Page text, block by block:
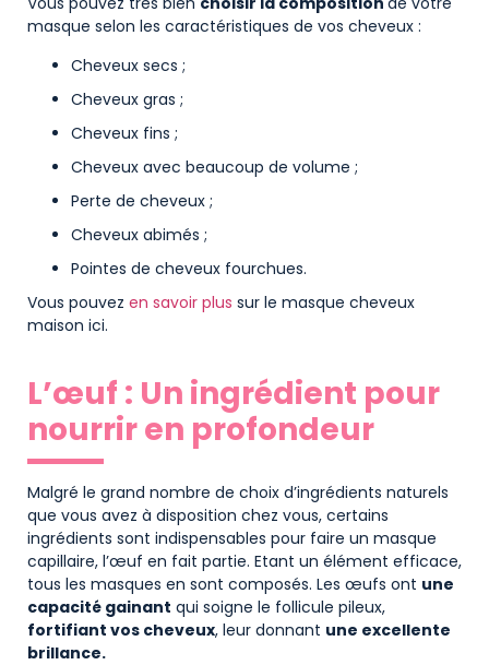
masque selon les caractéristiques de vos cheveux :
Cheveux secs ;
Cheveux gras ;
Cheveux fins ;
Cheveux avec beaucoup de volume ;
Perte de cheveux ;
Cheveux abimés ;
Pointes de cheveux fourchues.
Vous pouvez en savoir plus sur le masque cheveux
maison ici.
L’œuf : Un ingrédient pour
nourrir en profondeur
Malgré le grand nombre de choix d’ingrédients naturels
que vous avez à disposition chez vous, certains
ingrédients sont indispensables pour faire un masque
capillaire, l’œuf en fait partie. Etant un élément efficace,
tous les masques en sont composés. Les œufs ont une
capacité gainant qui soigne le follicule pileux,
fortifiant vos cheveux, leur donnant une excellente
brillance.